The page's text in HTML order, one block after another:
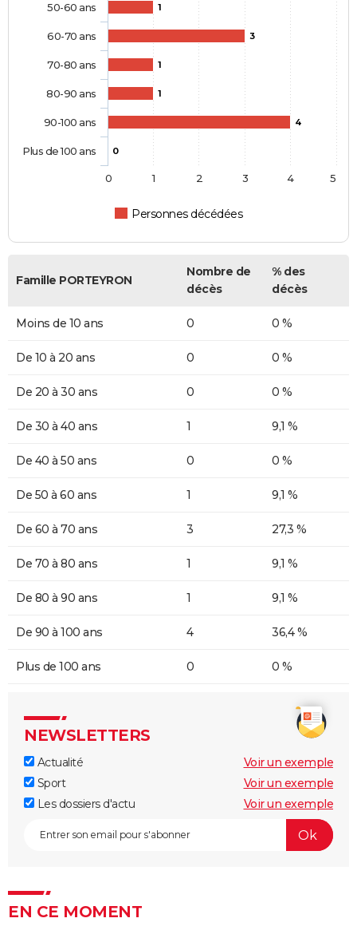
1
3
1
1
4
0
Personnes décédées
50-60 ans
60-70 ans
70-80 ans
80-90 ans
90-100 ans
Plus de 100 ans
0 1 2 3 4 5
Famille PORTEYRON
Nombre de
décès
% des
décès
Moins de 10 ans 0 0 %
De 10 à 20 ans 0 0 %
De 20 à 30 ans 0 0 %
De 30 à 40 ans 1 9,1 %
De 40 à 50 ans 0 0 %
De 50 à 60 ans 1 9,1 %
De 60 à 70 ans 3 27,3 %
De 70 à 80 ans 1 9,1 %
De 80 à 90 ans 1 9,1 %
De 90 à 100 ans 4 36,4 %
Plus de 100 ans 0 0 %
NEWSLETTERS
Actualité
Voir un exemple
Sport
Voir un exemple
Les dossiers d'actu
Voir un exemple
EN CE MOMENT